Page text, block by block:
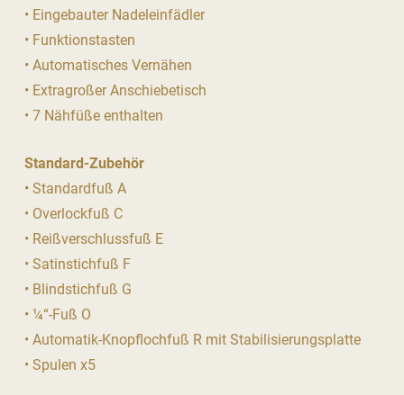
• Eingebauter Nadeleinfädler
• Funktionstasten
• Automatisches Vernähen
• Extragroßer Anschiebetisch
• 7 Nähfüße enthalten
Standard-Zubehör
• Standardfuß A
• Overlockfuß C
• Reißverschlussfuß E
• Satinstichfuß F
• Blindstichfuß G
• ¼“-Fuß O
• Automatik-Knopflochfuß R mit Stabilisierungsplatte
• Spulen x5